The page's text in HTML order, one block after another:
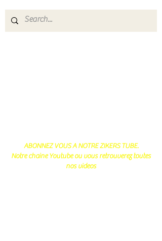
ABONNEZ VOUS A NOTRE ZIKERS TUBE.
Notre chaine Youtube ou vous retrouverez toutes
nos videos